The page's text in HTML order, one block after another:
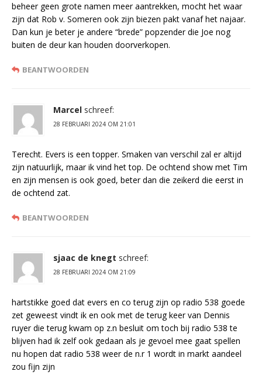
beheer geen grote namen meer aantrekken, mocht het waar
zijn dat Rob v. Someren ook zijn biezen pakt vanaf het najaar.
Dan kun je beter je andere “brede” popzender die Joe nog
buiten de deur kan houden doorverkopen.
BEANTWOORDEN
Marcel schreef:
28 FEBRUARI 2024 OM 21:01
Terecht. Evers is een topper. Smaken van verschil zal er altijd
zijn natuurlijk, maar ik vind het top. De ochtend show met Tim
en zijn mensen is ook goed, beter dan die zeikerd die eerst in
de ochtend zat.
BEANTWOORDEN
sjaac de knegt schreef:
28 FEBRUARI 2024 OM 21:09
hartstikke goed dat evers en co terug zijn op radio 538 goede
zet geweest vindt ik en ook met de terug keer van Dennis
ruyer die terug kwam op z.n besluit om toch bij radio 538 te
blijven had ik zelf ook gedaan als je gevoel mee gaat spellen
nu hopen dat radio 538 weer de n.r 1 wordt in markt aandeel
zou fijn zijn